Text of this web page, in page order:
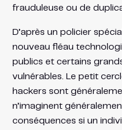
frauduleuse ou de
D’après un policier
nouveau fléau
publics et certains
vulnérables. Le petit
hackers sont
n’imaginent
conséquences si un